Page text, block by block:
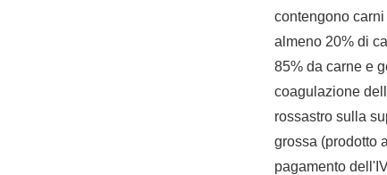
contengono
almeno 20% di
85% da carne e
coagulazione
rossastro sulla
grossa (prodotto
pagamento